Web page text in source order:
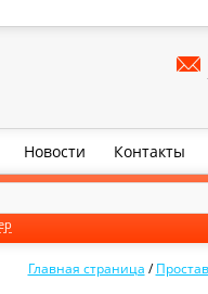
Новости Контакты
Главная страница /